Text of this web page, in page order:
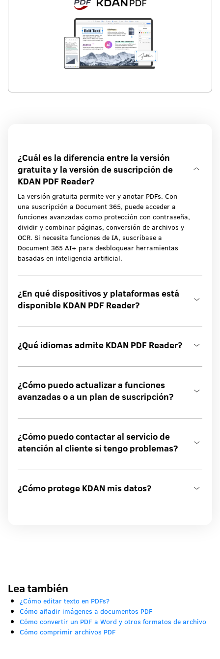
¿Cuál es la diferencia entre la versión
gratuita y la versión de suscripción de
KDAN PDF Reader?
La versión gratuita permite ver y anotar PDFs. Con
una suscripción a Document 365, puede acceder a
funciones avanzadas como protección con contraseña,
dividir y combinar páginas, conversión de archivos y
OCR. Si necesita funciones de IA, suscríbase a
Document 365 AI+ para desbloquear herramientas
basadas en inteligencia artificial.
¿En qué dispositivos y plataformas está
disponible KDAN PDF Reader?
¿Qué idiomas admite KDAN PDF Reader?
¿Cómo puedo actualizar a funciones
avanzadas o a un plan de suscripción?
¿Cómo puedo contactar al servicio de
atención al cliente si tengo problemas?
¿Cómo protege KDAN mis datos?
Lea también
¿Cómo editar texto en PDFs?
Cómo añadir imágenes a documentos PDF
Cómo convertir un PDF a Word y otros formatos de archivo
Cómo comprimir archivos PDF